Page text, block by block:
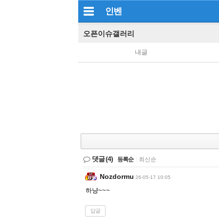
인벤
오픈이슈갤러리
내글
댓글(4) 등록순 최신순
Nozdormu 26-05-17 10:05
하냥~~~
답글